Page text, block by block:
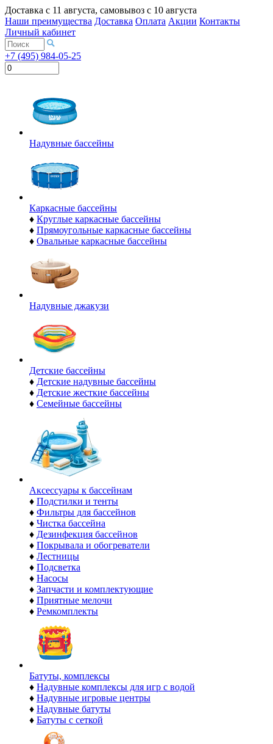
Доставка с 11 августа, самовывоз с 10 августа
Наши преимущества Доставка Оплата Акции Контакты
Личный кабинет
+7 (495) 984-05-25
Надувные бассейны
Каркасные бассейны
♦ Круглые каркасные бассейны
♦ Прямоугольные каркасные бассейны
♦ Овальные каркасные бассейны
Надувные джакузи
Детские бассейны
♦ Детские надувные бассейны
♦ Детские жесткие бассейны
♦ Семейные бассейны
Аксессуары к бассейнам
♦ Подстилки и тенты
♦ Фильтры для бассейнов
♦ Чистка бассейна
♦ Дезинфекция бассейнов
♦ Покрывала и обогреватели
♦ Лестницы
♦ Подсветка
♦ Насосы
♦ Запчасти и комплектующие
♦ Приятные мелочи
♦ Ремкомплекты
Батуты, комплексы
♦ Надувные комплексы для игр с водой
♦ Надувные игровые центры
♦ Надувные батуты
♦ Батуты с сеткой